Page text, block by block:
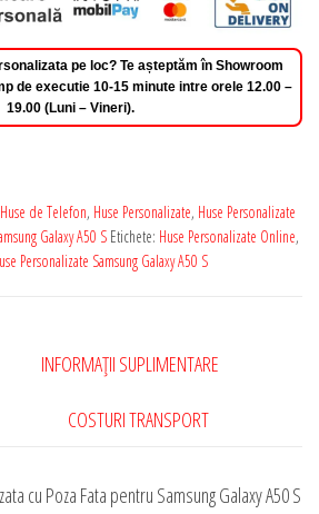
pe loc? Te așteptăm în Showroom
de executie 10-15 minute intre orele 12.00 –
19.00 (Luni – Vineri).
Huse de Telefon, Huse Personalizate, Huse Personalizate
Galaxy A50 S Etichete: Huse Personalizate Online,
Personalizate Samsung Galaxy A50 S
INFORMAȚII SUPLIMENTARE
COSTURI TRANSPORT
cu Poza Fata pentru Samsung Galaxy A50 S